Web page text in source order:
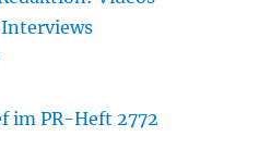
im PR-Heft 2772